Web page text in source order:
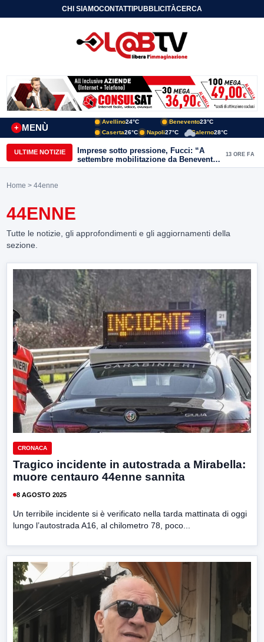
CHI SIAMOCONTATTIPUBBLICITÀCERCA
MENÙ
+
Avellino24°C Benevento23°C
Caserta26°C Napoli27°C Salerno28°C
ULTIME NOTIZIE
Imprese sotto pressione, Fucci: “A
settembre mobilitazione da Benevento
e Avellino”
13 ORE FA
Home > 44enne
44ENNE
Tutte le notizie, gli approfondimenti e gli aggiornamenti della
sezione.
CRONACA
Tragico incidente in autostrada a Mirabella:
muore centauro 44enne sannita
8 AGOSTO 2025
Un terribile incidente si è verificato nella tarda mattinata di oggi
lungo l’autostrada A16, al chilometro 78, poco...